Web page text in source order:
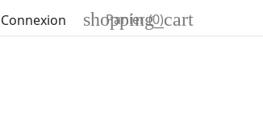
Connexion shopping_cart
Panier(0)